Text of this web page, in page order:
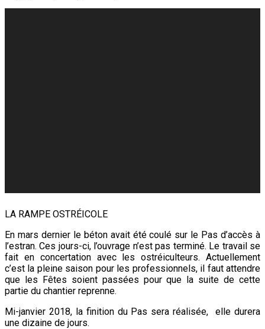
LA RAMPE OSTRÉICOLE
En mars dernier le béton avait été coulé sur le Pas d’accès à
l’estran. Ces jours-ci, l’ouvrage n’est pas terminé. Le travail se
fait en concertation avec les ostréiculteurs. Actuellement
c’est la pleine saison pour les professionnels, il faut attendre
que les Fêtes soient passées pour que la suite de cette
partie du chantier reprenne.
Mi-janvier 2018, la finition du Pas sera réalisée, elle durera
une dizaine de jours.